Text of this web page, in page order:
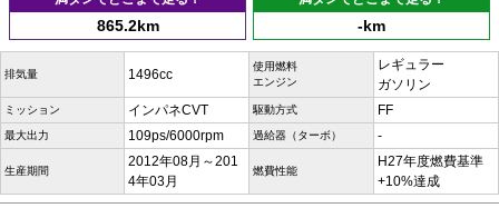
865.2km -km
排気量 1496cc
使用燃料
エンジン
レギュラー
ガソリン
ミッション インパネCVT 駆動方式 FF
最大出力 109ps/6000rpm 過給器（ターボ） -
生産期間
2012年08月～201
4年03月
燃費性能
H27年度燃費基準
+10%達成